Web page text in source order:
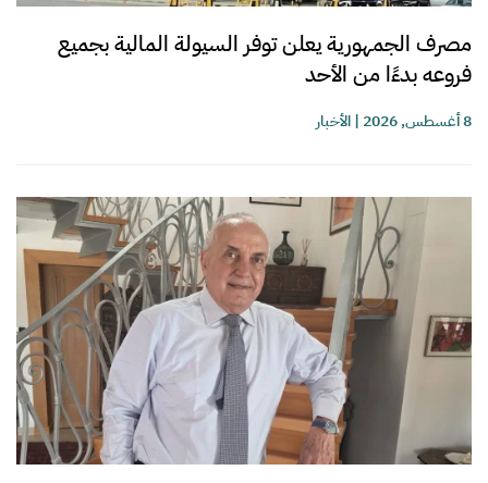
مصرف الجمهورية يعلن توفر السيولة المالية بجميع
فروعه بدءًا من الأحد
8 أغسطس, 2026 |الأخبار